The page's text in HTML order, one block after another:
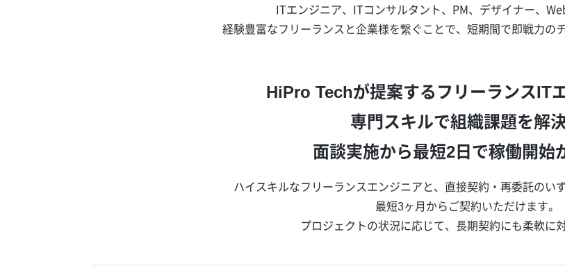
ITエンジニア、ITコンサルタント、PM、デザイナー、
経験豊富なフリーランスと企業様を繋ぐことで、短期間で即戦力の
HiPro Techが提案するフリーランスIT
専門スキルで組織課題を解決
面談実施から最短2日で稼働開始
ハイスキルなフリーランスエンジニアと、直接契約・再委託のい
最短3ヶ月からご契約いただけます。
プロジェクトの状況に応じて、長期契約にも柔軟に